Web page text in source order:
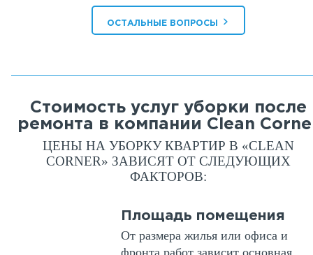
ОСТАЛЬНЫЕ ВОПРОСЫ ›
Стоимость услуг уборки после
ремонта в компании Clean
ЦЕНЫ НА УБОРКУ КВАРТИР В «CLEAN
CORNER» ЗАВИСЯТ ОТ СЛЕДУЮЩИХ
ФАКТОРОВ:
Площадь помещения
От размера жилья или офиса и
фронта работ зависит основная